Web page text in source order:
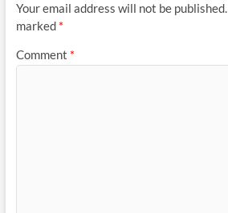
Your email address will not be published.
marked *
Comment *